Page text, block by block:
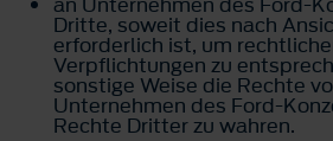
Dritte, soweit dies nach
erforderlich ist, um
Verpflichtungen zu
sonstige Weise die Rechte
Unternehmen des Ford-
Rechte Dritter zu wahren.